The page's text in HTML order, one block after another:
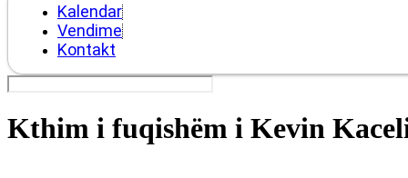
Kalendar
Vendime
Kontakt
Kthim i fuqishëm i Kevin